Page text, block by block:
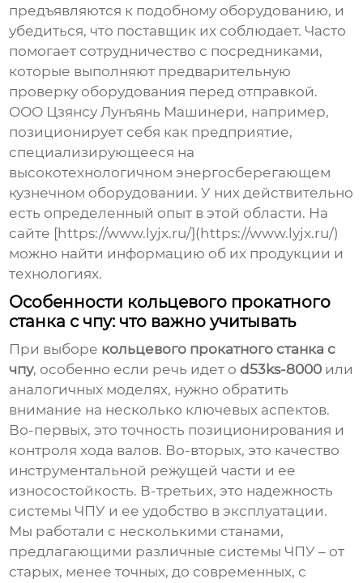
предъявляются к подобному оборудованию, и
убедиться, что поставщик их соблюдает. Часто
помогает сотрудничество с посредниками,
которые выполняют предварительную
проверку оборудования перед отправкой.
ООО Цзянсу Лунъянь Машинери, например,
позиционирует себя как предприятие,
специализирующееся на
высокотехнологичном энергосберегающем
кузнечном оборудовании. У них действительно
есть определенный опыт в этой области. На
сайте [https://www.lyjx.ru/](https://www.lyjx.ru/)
можно найти информацию об их продукции и
технологиях.
Особенности кольцевого прокатного
станка с чпу: что важно учитывать
При выборе кольцевого прокатного станка с
чпу, особенно если речь идет оd53ks-8000 или
аналогичных моделях, нужно обратить
внимание на несколько ключевых аспектов.
Во-первых, это точность позиционирования и
контроля хода валов. Во-вторых, это качество
инструментальной режущей части и ее
износостойкость. В-третьих, это надежность
системы ЧПУ и ее удобство в эксплуатации.
Мы работали с несколькими станами,
предлагающими различные системы ЧПУ – от
старых, менее точных, до современных, с